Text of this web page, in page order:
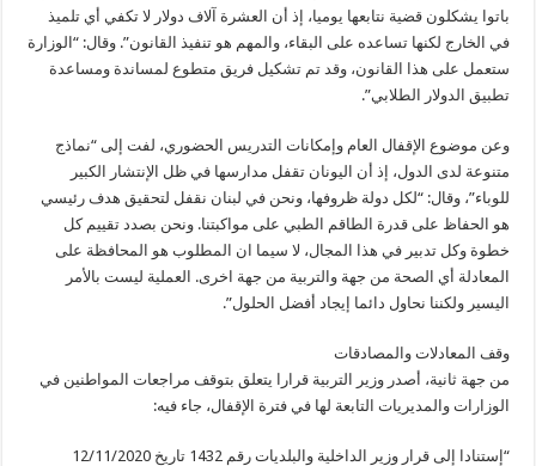
باتوا يشكلون قضية نتابعها يوميا، إذ أن العشرة آلاف دولار لا تكفي أي تلميذ
في الخارج لكنها تساعده على البقاء، والمهم هو تنفيذ القانون”. وقال: “الوزارة
ستعمل على هذا القانون، وقد تم تشكيل فريق متطوع لمساندة ومساعدة
تطبيق الدولار الطلابي”.
وعن موضوع الإقفال العام وإمكانات التدريس الحضوري، لفت إلى “نماذج
متنوعة لدى الدول، إذ أن اليونان تقفل مدارسها في ظل الإنتشار الكبير
للوباء”، وقال: “لكل دولة ظروفها، ونحن في لبنان نقفل لتحقيق هدف رئيسي
هو الحفاظ على قدرة الطاقم الطبي على مواكبتنا. ونحن بصدد تقييم كل
خطوة وكل تدبير في هذا المجال، لا سيما ان المطلوب هو المحافظة على
المعادلة أي الصحة من جهة والتربية من جهة اخرى. العملية ليست بالأمر
اليسير ولكننا نحاول دائما إيجاد أفضل الحلول”.
وقف المعادلات والمصادقات
من جهة ثانية، أصدر وزير التربية قرارا يتعلق بتوقف مراجعات المواطنين في
الوزارات والمديريات التابعة لها في فترة الإقفال، جاء فيه:
“إستنادا إلى قرار وزير الداخلية والبلديات رقم 1432 تاريخ 12/11/2020